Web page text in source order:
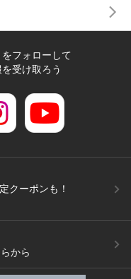
フォローして
受け取ろう
クーポンも！
から